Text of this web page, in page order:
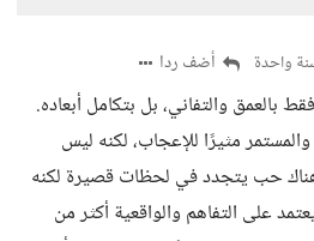
واحدة أضف ردا
بالعمق والتفاني، بل بتكامل أبعاده.
مثيرًا للإعجاب، لكنه ليس
حب يتجدد في لحظات قصيرة لكنه
على التفاهم والواقعية أكثر من